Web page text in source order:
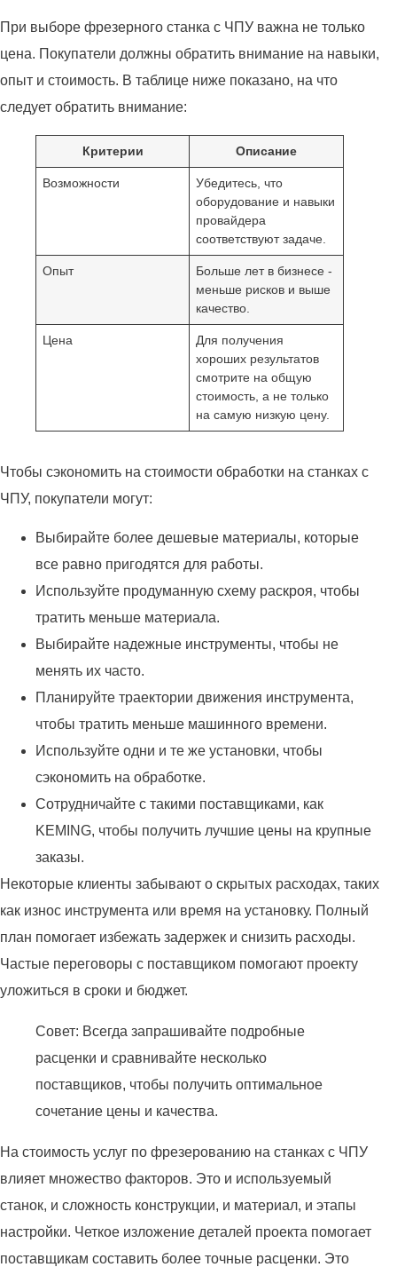
При выборе фрезерного станка с ЧПУ важна не только
цена. Покупатели должны обратить внимание на навыки,
опыт и стоимость. В таблице ниже показано, на что
следует обратить внимание:
Критерии Описание
Возможности
Убедитесь, что
оборудование и навыки
провайдера
соответствуют задаче.
Опыт
Больше лет в бизнесе -
меньше рисков и выше
качество.
Цена
Для получения
хороших результатов
смотрите на общую
стоимость, а не только
на самую низкую цену.
Чтобы сэкономить на стоимости обработки на станках с
ЧПУ, покупатели могут:
Выбирайте более дешевые материалы, которые
все равно пригодятся для работы.
Используйте продуманную схему раскроя, чтобы
тратить меньше материала.
Выбирайте надежные инструменты, чтобы не
менять их часто.
Планируйте траектории движения инструмента,
чтобы тратить меньше машинного времени.
Используйте одни и те же установки, чтобы
сэкономить на обработке.
Сотрудничайте с такими поставщиками, как
KEMING, чтобы получить лучшие цены на крупные
заказы.
Некоторые клиенты забывают о скрытых расходах, таких
как износ инструмента или время на установку. Полный
план помогает избежать задержек и снизить расходы.
Частые переговоры с поставщиком помогают проекту
уложиться в сроки и бюджет.
Совет: Всегда запрашивайте подробные
расценки и сравнивайте несколько
поставщиков, чтобы получить оптимальное
сочетание цены и качества.
На стоимость услуг по фрезерованию на станках с ЧПУ
влияет множество факторов. Это и используемый
станок, и сложность конструкции, и материал, и этапы
настройки. Четкое изложение деталей проекта помогает
поставщикам составить более точные расценки. Это